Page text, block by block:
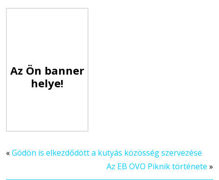
Az Ön banner
helye!
«Gödön is elkezdődött a kutyás közösség szervezése
Az EB OVO Piknik története »